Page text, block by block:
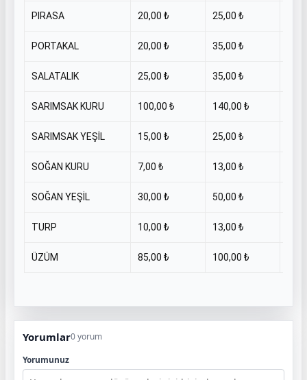
PIRASA 20,00 ₺ 25,00 ₺
PORTAKAL 20,00 ₺ 35,00 ₺
SALATALIK 25,00 ₺ 35,00 ₺
SARIMSAK KURU 100,00 ₺ 140,00 ₺
SARIMSAK YEŞİL 15,00 ₺ 25,00 ₺
SOĞAN KURU 7,00 ₺ 13,00 ₺
SOĞAN YEŞİL 30,00 ₺ 50,00 ₺
TURP 10,00 ₺ 13,00 ₺
ÜZÜM 85,00 ₺ 100,00 ₺
Yorumlar0 yorum
Yorumunuz